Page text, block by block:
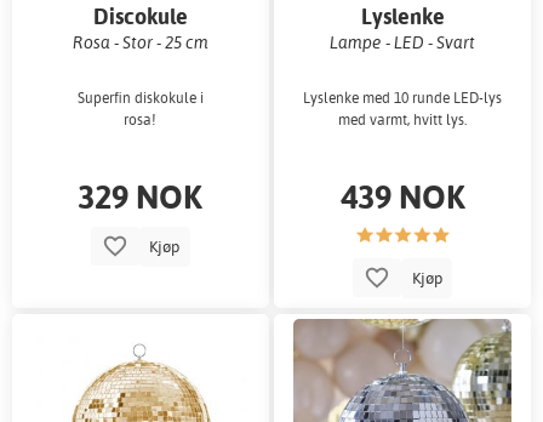
Discokule
Rosa - Stor - 25 cm
Superfin diskokule i
rosa!
329 NOK
Kjøp
Lyslenke
Lampe - LED - Svart
Lyslenke med 10 runde LED-lys
med varmt, hvitt lys.
439 NOK
Kjøp